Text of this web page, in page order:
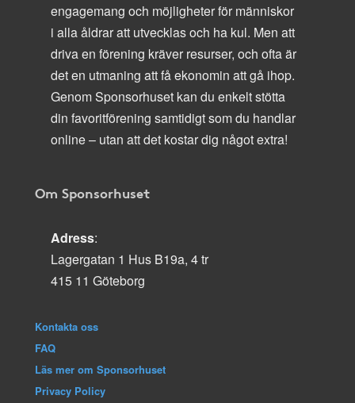
engagemang och möjligheter för människor
i alla åldrar att utvecklas och ha kul. Men att
driva en förening kräver resurser, och ofta är
det en utmaning att få ekonomin att gå ihop.
Genom Sponsorhuset kan du enkelt stötta
din favoritförening samtidigt som du handlar
online – utan att det kostar dig något extra!
Om Sponsorhuset
Adress:
Lagergatan 1 Hus B19a, 4 tr
415 11 Göteborg
Kontakta oss
FAQ
Läs mer om Sponsorhuset
Privacy Policy